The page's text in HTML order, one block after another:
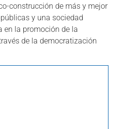
construcción de más y mejor
y una sociedad
en la promoción de la
de la democratización